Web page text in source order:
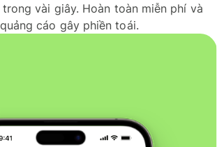
vài giây. Hoàn toàn miễn phí và
cáo gây phiền toái.